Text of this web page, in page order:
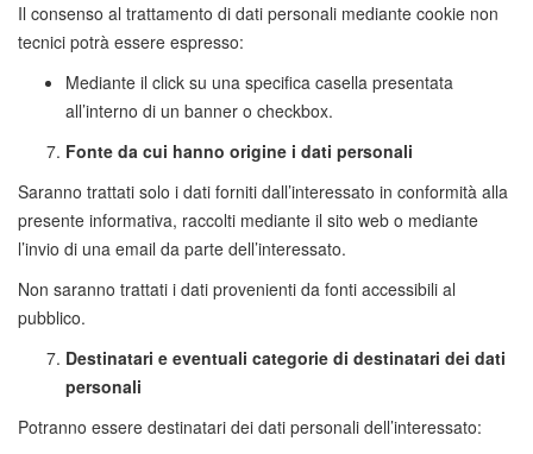
Il consenso al trattamento di dati personali mediante cookie non
tecnici potrà essere espresso:
Mediante il click su una specifica casella presentata
all’interno di un banner o checkbox.
Fonte da cui hanno origine i dati personali
Saranno trattati solo i dati forniti dall’interessato in conformità alla
presente informativa, raccolti mediante il sito web o mediante
l’invio di una email da parte dell’interessato.
Non saranno trattati i dati provenienti da fonti accessibili al
pubblico.
Destinatari e eventuali categorie di destinatari dei dati
personali
Potranno essere destinatari dei dati personali dell’interessato: